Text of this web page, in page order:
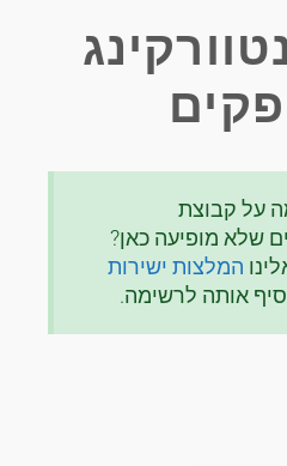
על קבוצת
שלא מופיעה כאן?
המלצות ישירות
אותה לרשימה.